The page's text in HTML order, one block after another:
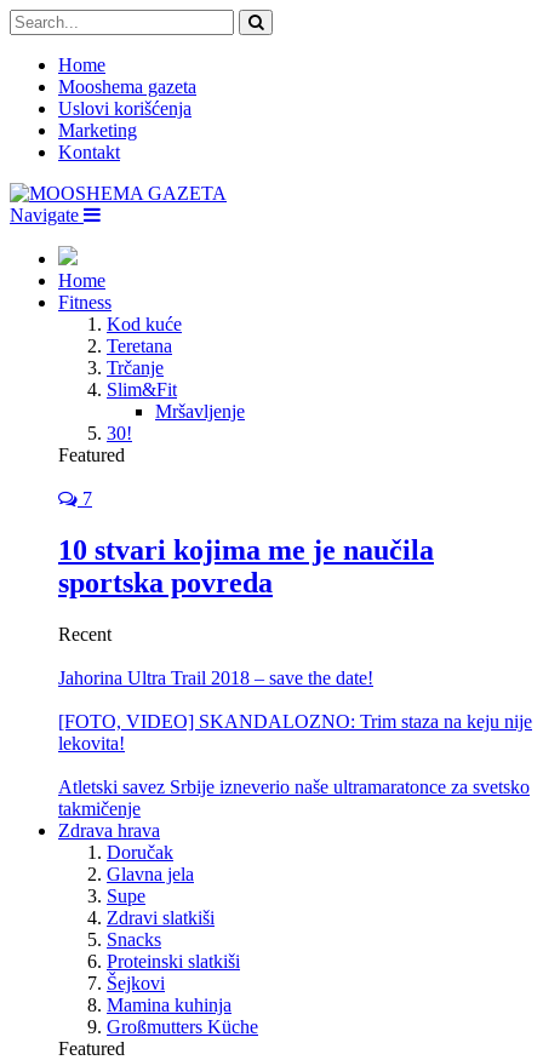
Home
Mooshema gazeta
Uslovi korišćenja
Marketing
Kontakt
Navigate
Home
Fitness
Kod kuće
Teretana
Trčanje
Slim&Fit
Mršavljenje
30!
Featured
7
10 stvari kojima me je naučila
sportska povreda
Recent
Jahorina Ultra Trail 2018 – save the date!
[FOTO, VIDEO] SKANDALOZNO: Trim staza na keju nije
lekovita!
Atletski savez Srbije izneverio naše ultramaratonce za svetsko
takmičenje
Zdrava hrava
Doručak
Glavna jela
Supe
Zdravi slatkiši
Snacks
Proteinski slatkiši
Šejkovi
Mamina kuhinja
Großmutters Küche
Featured